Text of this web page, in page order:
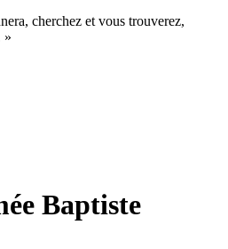
cherchez et vous trouverez,
»
Bap­tiste